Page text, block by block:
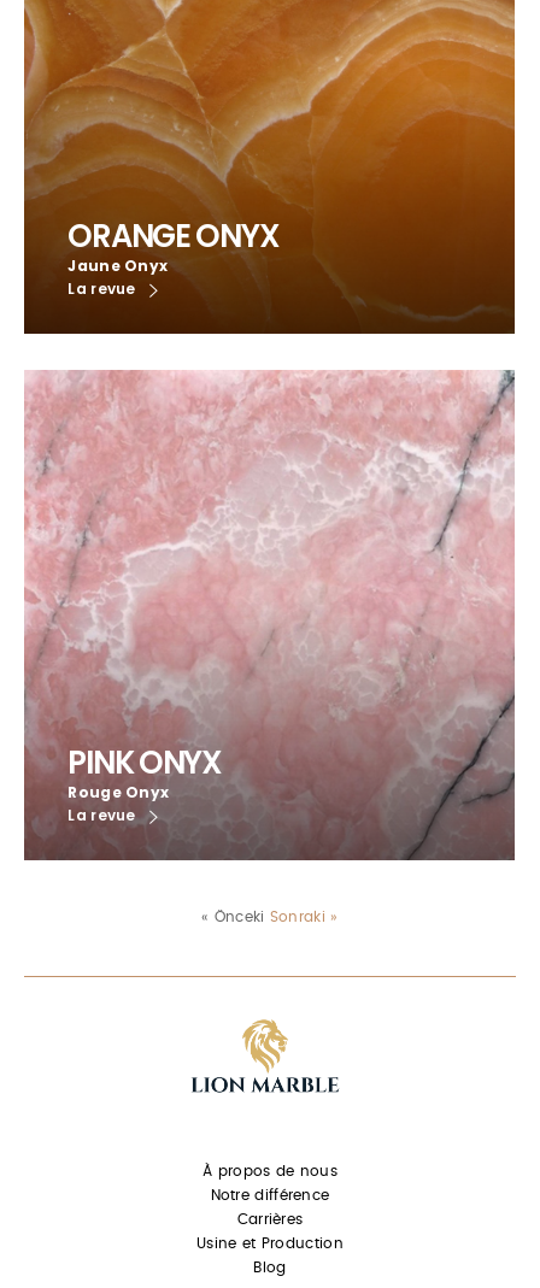
ORANGE ONYX
Jaune Onyx
La revue
PINK ONYX
Rouge Onyx
La revue
« Önceki Sonraki »
À propos de nous
Notre différence
Carrières
Usine et Production
Blog